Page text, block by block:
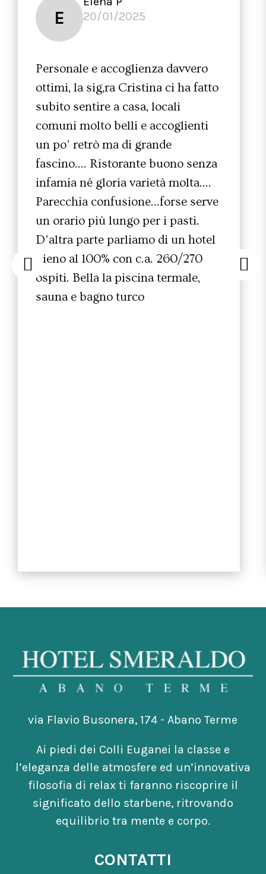
E
20/01/2025
Personale e accoglienza davvero
ottimi, la sig,ra Cristina ci ha fatto
subito sentire a casa, locali
comuni molto belli e accoglienti
un po’ retrò ma di grande
fascino…. Ristorante buono senza
infamia né gloria varietà molta….
Parecchia confusione…forse serve
un orario più lungo per i pasti.
D’altra parte parliamo di un hotel
pieno al 100% con c.a. 260/270
ospiti. Bella la piscina termale,
sauna e bagno turco
via Flavio Busonera, 174 - Abano Terme
Ai piedi dei Colli Euganei la classe e
l’eleganza delle atmosfere ed un’innovativa
filosofia di relax ti faranno riscoprire il
significato dello starbene, ritrovando
equilibrio tra mente e corpo.
CONTATTI